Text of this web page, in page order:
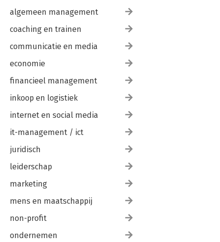
algemeen management
coaching en trainen
communicatie en media
economie
financieel management
inkoop en logistiek
internet en social media
it-management / ict
juridisch
leiderschap
marketing
mens en maatschappij
non-profit
ondernemen